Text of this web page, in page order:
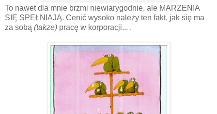
To nawet dla mnie brzmi niewiarygodnie, ale MARZENIA
SIĘ SPEŁNIAJĄ. Cenić wysoko należy ten fakt, jak się ma
za sobą (także) pracę w korporacji... .